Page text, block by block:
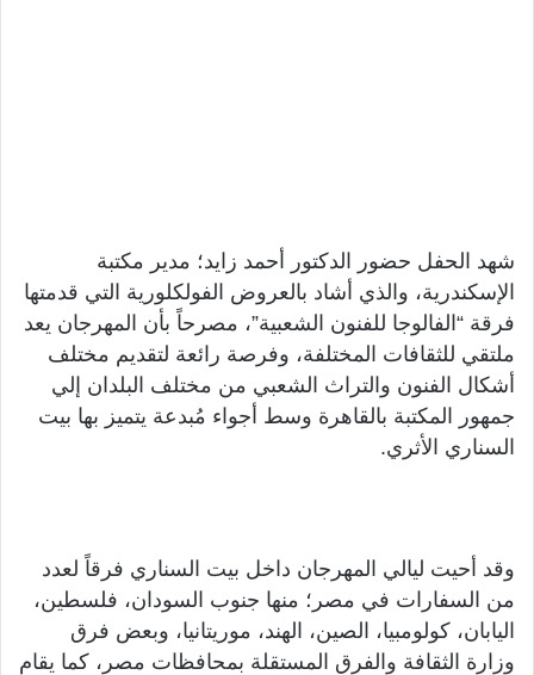
شهد الحفل حضور الدكتور أحمد زايد؛ مدير مكتبة
الإسكندرية، والذي أشاد بالعروض الفولكلورية التي قدمتها
فرقة “الفالوجا للفنون الشعبية”، مصرحاً بأن المهرجان يعد
ملتقي للثقافات المختلفة، وفرصة رائعة لتقديم مختلف
أشكال الفنون والتراث الشعبي من مختلف البلدان إلي
جمهور المكتبة بالقاهرة وسط أجواء مُبدعة يتميز بها بيت
السناري الأثري.
وقد أحيت ليالي المهرجان داخل بيت السناري فرقاً لعدد
من السفارات في مصر؛ منها جنوب السودان، فلسطين،
اليابان، كولومبيا، الصين، الهند، موريتانيا، وبعض فرق
وزارة الثقافة والفرق المستقلة بمحافظات مصر، كما يقام